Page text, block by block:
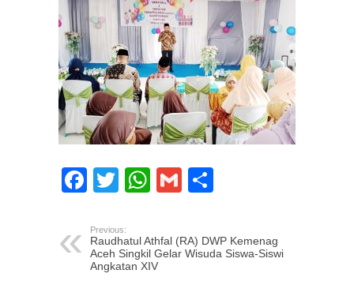
Facebook
TwitterWhatsApp
Gmail
Previous:
Raudhatul Athfal (RA) DWP Kemenag
Aceh Singkil Gelar Wisuda Siswa-Siswi
Angkatan XIV